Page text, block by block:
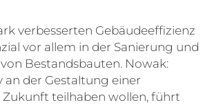
verbesserten Gebäudeeffizienz
vor allem in der Sanierung und
Bestandsbauten. Nowak:
an der Gestaltung einer
teilhaben wollen, führt